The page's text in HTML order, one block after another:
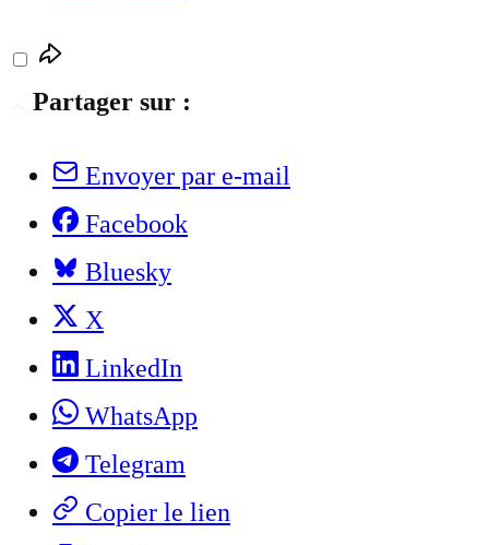
Partager sur :
Envoyer par e-mail
Facebook
Bluesky
X
LinkedIn
WhatsApp
Telegram
Copier le lien